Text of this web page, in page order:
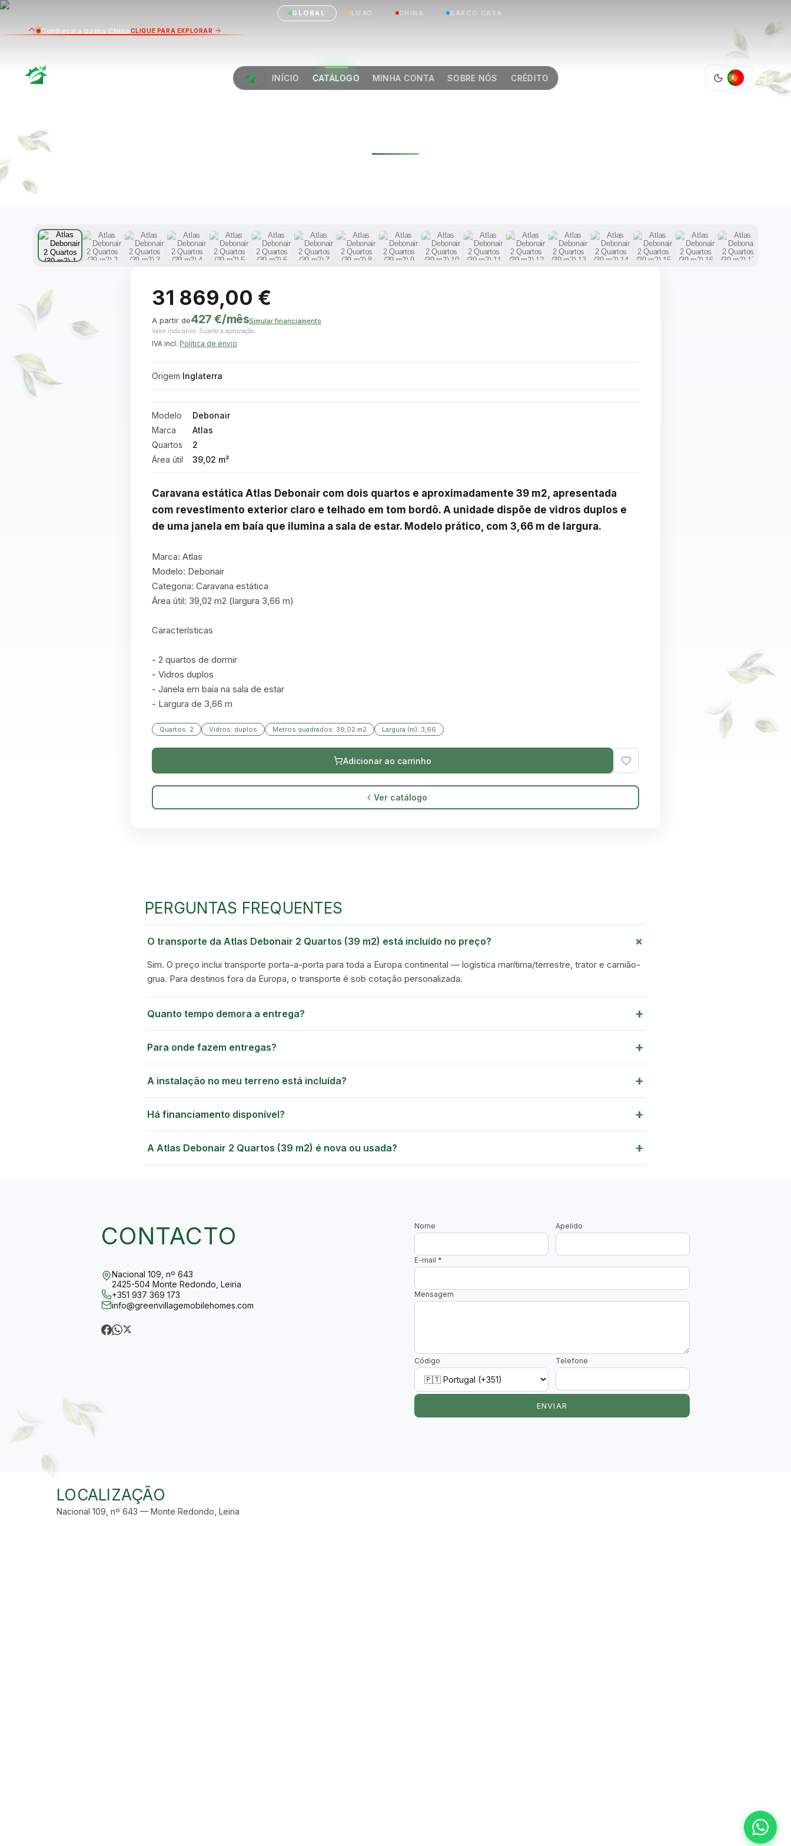
GLOBAL LUXO CHINA BARCO CASA
INÍCIO CATÁLOGO MINHA CONTA SOBRE NÓS CRÉDITO PT
GREEN VILLAGE
MOBILE HOMES
ATLAS DEBONAIR 2 QUARTOS
31 869,00 €
A partir de427 €/mêsSimular financiamento
Valor indicativo. Sujeito a aprovação.
IVA incl. Política de envio
Origem Inglaterra
Modelo
Debonair
Marca
Atlas
Quartos
2
Área útil
39,02 m²
Caravana estática Atlas Debonair com dois quartos e aproximadamente 39 m2, apresentada
com revestimento exterior claro e telhado em tom bordô. A unidade dispõe de vidros duplos e
de uma janela em baía que ilumina a sala de estar. Modelo prático, com 3,66 m de largura.
Marca: Atlas
Modelo: Debonair
Categoria: Caravana estática
Área útil: 39,02 m2 (largura 3,66 m)
Características
- 2 quartos de dormir
- Vidros duplos
- Janela em baía na sala de estar
- Largura de 3,66 m
Quartos: 2 Vidros: duplos Metros quadrados: 39,02 m2 Largura (m): 3,66
Adicionar ao carrinho
Ver catálogo
PERGUNTAS FREQUENTES
O transporte da Atlas Debonair 2 Quartos (39 m2) está incluído no preço? +
Sim. O preço inclui transporte porta-a-porta para toda a Europa continental — logística marítima/terrestre, trator e camião-
grua. Para destinos fora da Europa, o transporte é sob cotação personalizada.
Quanto tempo demora a entrega? +
Para onde fazem entregas? +
A instalação no meu terreno está incluída? +
Há financiamento disponível? +
A Atlas Debonair 2 Quartos (39 m2) é nova ou usada? +
CONTACTO
Nacional 109, nº 643
2425-504 Monte Redondo, Leiria
+351 937 369 173
info@greenvillagemobilehomes.com
Nome Apelido
E-mail *
Mensagem
Código Telefone
ENVIAR
LOCALIZAÇÃO
Nacional 109, nº 643 — Monte Redondo, Leiria
Conheça a gama ChinaCLIQUE PARA EXPLORAR